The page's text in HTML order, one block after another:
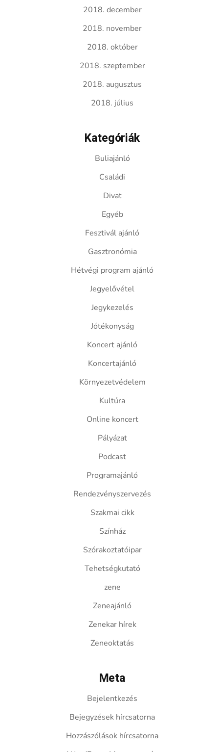
2018. december
2018. november
2018. október
2018. szeptember
2018. augusztus
2018. július
Kategóriák
Buliajánló
Családi
Divat
Egyéb
Fesztivál ajánló
Gasztronómia
Hétvégi program ajánló
Jegyelővétel
Jegykezelés
Jótékonyság
Koncert ajánló
Koncertajánló
Környezetvédelem
Kultúra
Online koncert
Pályázat
Podcast
Programajánló
Rendezvényszervezés
Szakmai cikk
Színház
Szórakoztatóipar
Tehetségkutató
zene
Zeneajánló
Zenekar hírek
Zeneoktatás
Meta
Bejelentkezés
Bejegyzések hírcsatorna
Hozzászólások hírcsatorna